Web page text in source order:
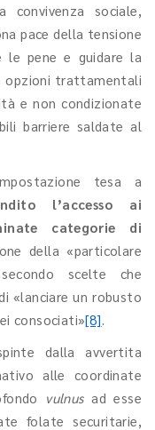
convivenza sociale,
pace della tensione
le pene e guidare la
opzioni trattamentali
e non condizionate
barriere saldate al
tesa a
l’accesso ai
categorie di
della «particolare
scelte che
«lanciare un robusto
consociati»[8].
dalla avvertita
alle coordinate
vulnusad esse
folate securitarie,